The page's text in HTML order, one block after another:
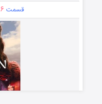
قسمت ۶ (دوبله)